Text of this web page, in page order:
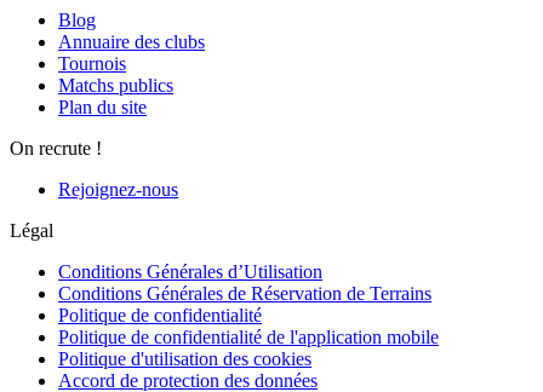
Blog
Annuaire des clubs
Tournois
Matchs publics
Plan du site
On recrute !
Rejoignez-nous
Légal
Conditions Générales d’Utilisation
Conditions Générales de Réservation de Terrains
Politique de confidentialité
Politique de confidentialité de l'application mobile
Politique d'utilisation des cookies
Accord de protection des données